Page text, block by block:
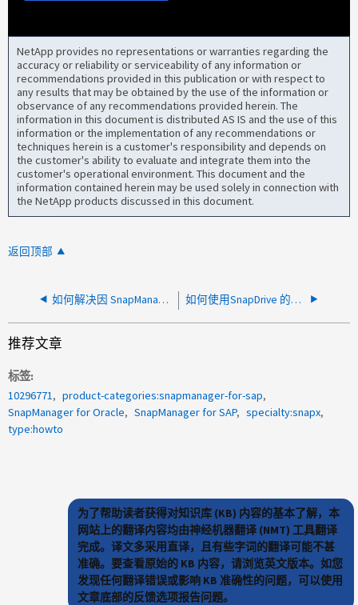
NetApp provides no representations or warranties regarding the
accuracy or reliability or serviceability of any information or
recommendations provided in this publication or with respect to
any results that may be obtained by the use of the information or
observance of any recommendations provided herein. The
information in this document is distributed AS IS and the use of this
information or the implementation of any recommendations or
techniques herein is a customer's responsibility and depends on
the customer's ability to evaluate and integrate them into the
customer's operational environment. This document and the
information contained herein may be used solely in connection with
the NetApp products discussed in this document.
返回顶部
如何解决因 SnapManager for Exchange 备份失败而产生的常见 VSS 错误 如何使用SnapDrive 的域帐户配置ONTAP 访问
推荐文章
标签
10296771
product-categories:snapmanager-for-sap
SnapManager for Oracle
SnapManager for SAP
specialty:snapx
type:howto
为了帮助读者获得对知识库 (KB) 内容的基本了解，本
网站上的翻译内容均由神经机器翻译 (NMT) 工具翻译
完成。译文多采用直译，且有些字词的翻译可能不甚
准确。要查看原始的 KB 内容，请浏览英文版本。如您
发现任何翻译错误或影响 KB 准确性的问题，可以使用
文章底部的反馈选项报告问题。